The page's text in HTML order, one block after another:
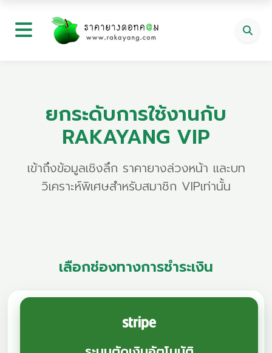
ยกระดับการใช้งานกับ
RAKAYANG VIP
เข้าถึงข้อมูลเชิงลึก ราคายางล่วงหน้า และบท
วิเคราะห์พิเศษสำหรับสมาชิก VIPเท่านั้น
เลือกช่องทางการชำระเงิน